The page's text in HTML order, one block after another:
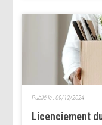
Licenciement
Publié le :09/12/2024